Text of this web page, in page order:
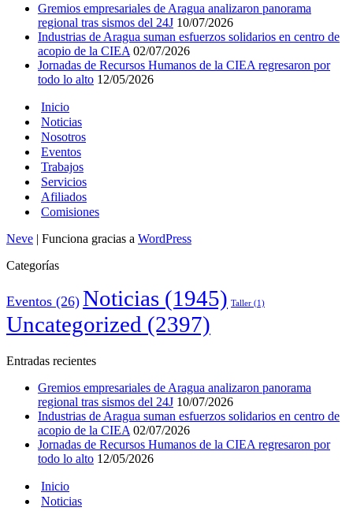
Gremios empresariales de Aragua analizaron panorama
regional tras sismos del 24J 10/07/2026
Industrias de Aragua suman esfuerzos solidarios en centro de
acopio de la CIEA 02/07/2026
Jornadas de Recursos Humanos de la CIEA regresaron por
todo lo alto 12/05/2026
Inicio
Noticias
Nosotros
Eventos
Trabajos
Servicios
Afiliados
Comisiones
Neve | Funciona gracias a WordPress
Categorías
Eventos (26) Noticias (1945) Taller (1)
Uncategorized (2397)
Entradas recientes
Gremios empresariales de Aragua analizaron panorama
regional tras sismos del 24J 10/07/2026
Industrias de Aragua suman esfuerzos solidarios en centro de
acopio de la CIEA 02/07/2026
Jornadas de Recursos Humanos de la CIEA regresaron por
todo lo alto 12/05/2026
Inicio
Noticias